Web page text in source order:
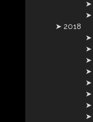
2018